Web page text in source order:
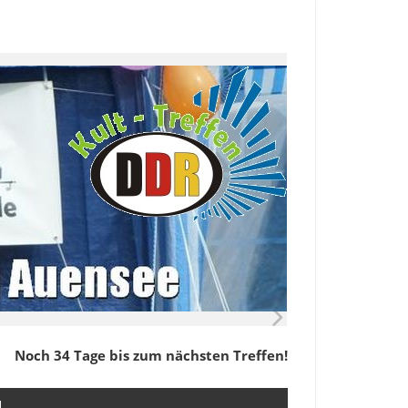
Noch 34 Tage bis zum nächsten Treffen!